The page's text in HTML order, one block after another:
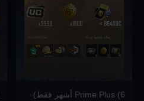
Prime Plus (6 أشهر فقط)